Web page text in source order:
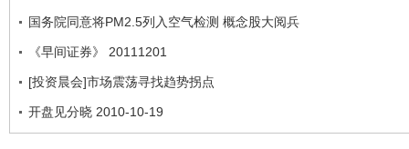
国务院同意将PM2.5列入空气检测 概念股大阅兵
《早间证券》 20111201
[投资晨会]市场震荡寻找趋势拐点
开盘见分晓 2010-10-19